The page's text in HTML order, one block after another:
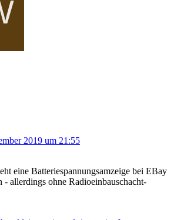
2019 um 21:55
eine Batteriespannungsamzeige bei EBay
- allerdings ohne Radioeinbauschacht-